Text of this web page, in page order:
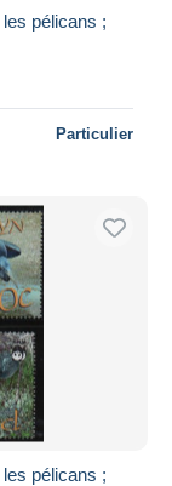
pélicans ;
Particulier
pélicans ;